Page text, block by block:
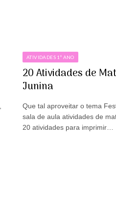
ATIVIDADES 1º ANO
20 Atividades de
Junina
Que tal aproveitar o tema
sala de aula atividades de
20 atividades para imprimir…